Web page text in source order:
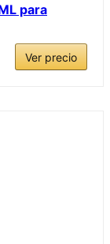
para
Ver precio